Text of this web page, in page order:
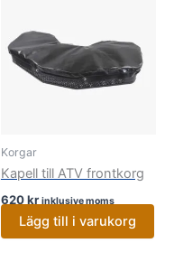
Korgar
Kapell till ATV frontkorg
620kr inklusive moms
Lägg till i varukorg